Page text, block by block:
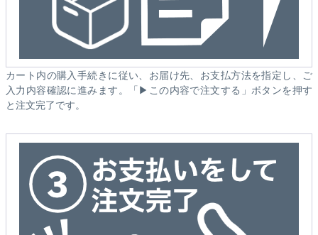
カート内の購入手続きに従い、お届け先、お支払方法を指定し、ご
入力内容確認に進みます。「▶この内容で注文する」ボタンを押す
と注文完了です。